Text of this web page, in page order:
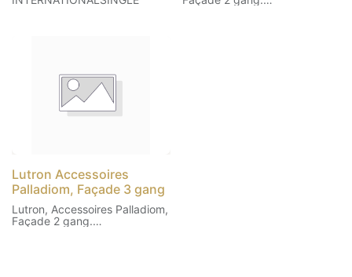
Lutron Accessoires
Palladiom, Façade 3 gang
Lutron, Accessoires Palladiom,
Façade 2 gang.